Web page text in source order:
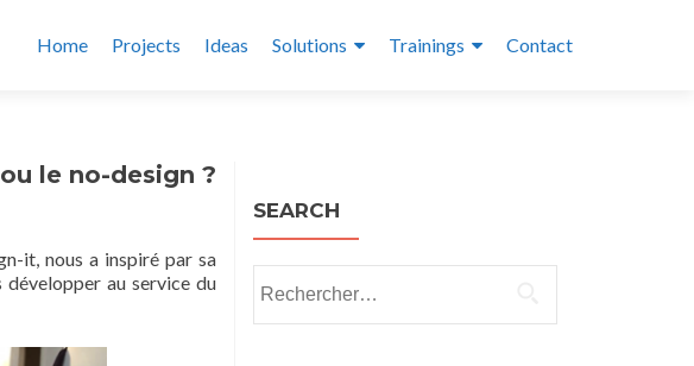
Home Projects Ideas Solutions Trainings Contact
le no-design ?
it, nous a inspiré par sa
développer au service du
SEARCH